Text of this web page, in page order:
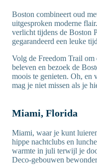
Boston combineert oud
uitgesproken moderne
verlicht tijdens de Boston
gegarandeerd een leuke
Volg de Freedom Trail om
beleven en bezoek de
moois te genieten. Oh, en
mag je niet missen als je
Miami, Florida
Miami, waar je kunt
hippe nachtclubs en
warmte in juli terwijl je
Deco-gebouwen